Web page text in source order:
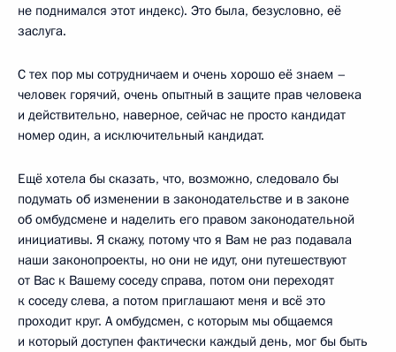
не поднимался этот индекс). Это была, безусловно, её
заслуга.
С тех пор мы сотрудничаем и очень хорошо её знаем –
человек горячий, очень опытный в защите прав человека
и действительно, наверное, сейчас не просто кандидат
номер один, а исключительный кандидат.
Ещё хотела бы сказать, что, возможно, следовало бы
подумать об изменении в законодательстве и в законе
об омбудсмене и наделить его правом законодательной
инициативы. Я скажу, потому что я Вам не раз подавала
наши законопроекты, но они не идут, они путешествуют
от Вас к Вашему соседу справа, потом они переходят
к соседу слева, а потом приглашают меня и всё это
проходит круг. А омбудсмен, с которым мы общаемся
и который доступен фактически каждый день, мог бы быть